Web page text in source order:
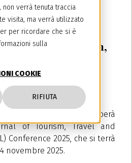
verrà tenuta traccia
visita, ma verrà utilizzato
per ricordare che si è
sulla
COOKIE
RIFIUTA
of Tourism,
Law
2025 –
Novembre 2025
Vergano, parteciperà
of Tourism, Travel and
Conference 2025, che si terrà
novembre 2025.